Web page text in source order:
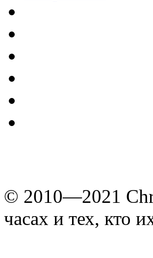
© 2010—2021
часах и тех, кто